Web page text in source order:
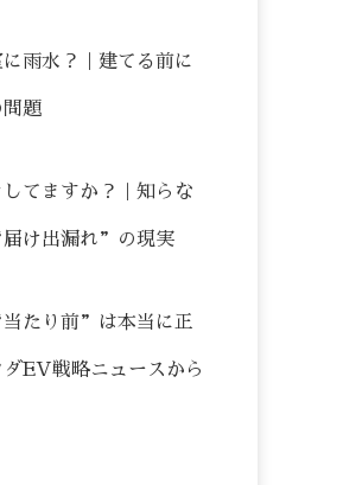
雨水？｜建てる前に
問題
てますか？｜知らな
け出漏れ”の現実
たり前”は本当に正
ダEV戦略ニュースから